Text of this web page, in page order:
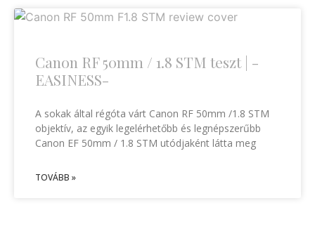
Canon RF 50mm / 1.8 STM teszt | -
EASINESS-
A sokak által régóta várt Canon RF 50mm /1.8 STM
objektív, az egyik legelérhetőbb és legnépszerűbb
Canon EF 50mm / 1.8 STM utódjaként látta meg
TOVÁBB »